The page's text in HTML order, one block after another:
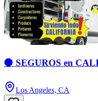
🟠 SEGUROS en
Los Angeles, CA